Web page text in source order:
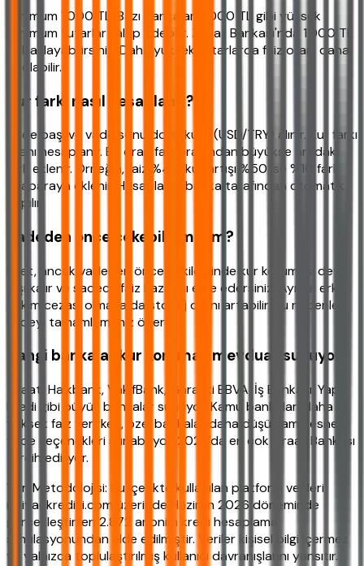
Minimum 1.000 TL. Bazı bankalar 5.000 TL gibi yüksek
minimum tutarlar talep edebilir. Ziraat Bankası'nda 1.000 TL
ile başlayabilirsiniz. Daha yüksek tutarlarda faiz oranı daha
iyi olabilir.
Kur farkı nasıl hesaplanır?
Vade başı ve vade sonu dolar kuru (USD/TRY) alınır. Kur farkı
oranı hesaplanır. Bu oran faiz oranından büyükse aradaki
fark eklenir. Örneğin, faiz %40, kur artışı %50 ise %10 fark
anaparaya eklenir. Hesaplama banka tarafından otomatik
yapılır.
Vadeden önce çekebilir miyim?
Evet, ancak vadeden önce çekildiğinde kur koruması devre
dışı kalır ve sadece faiz kazancı elde edersiniz. Ayrıca erken
çekim cezası olmasa da stopaj oranı artabilir. Bu nedenle
vadeyi tamamlamanız önerilir.
Hangi bankalar kur korumalı mevduat sunuyor?
Ziraat, Halkbank, VakıfBank, Garanti BBVA, İş Bankası, Yapı
Kredi gibi büyük bankalar sunuyor. Kamu bankaları daha
yüksek faiz verirken, özel bankalar daha düşük ama esnek
vade seçenekleri sunabiliyor. 2026'da en çok Ziraat Bankası
tercih ediliyor.
Veri Metodolojisi: Bu içerikte kullanılan platform verileri,
ihtiyackredisi.com üzerinde Haziran 2026 döneminde
gerçekleştirilen 2.872 anonim kredi hesaplama
simülasyonundan elde edilmiştir. Veriler kişisel bilgi içermez
ve yalnızca toplulaştırılmış kullanıcı davranışlarını yansıtır.